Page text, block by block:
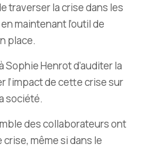
traverser la crise dans les
maintenant l’outil de
place.
Sophie Henrot d’auditer la
l’impact de cette crise sur
société.
des collaborateurs ont
même si dans le